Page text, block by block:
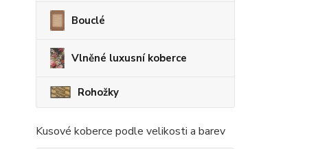
Bouclé
Vlněné luxusní koberce
Rohožky
Kusové koberce podle velikosti a barev